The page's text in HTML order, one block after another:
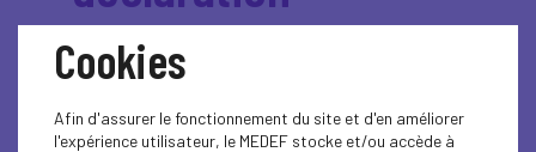
commune
Medef/CEOE
Cookies
Afin d'assurer le fonctionnement du site et d'en améliorer
l'expérience utilisateur, le MEDEF stocke et/ou accède à